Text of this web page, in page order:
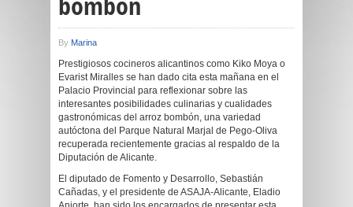
By Marina
Prestigiosos cocineros alicantinos como Kiko Moya o
Evarist Miralles se han dado cita esta mañana en el
Palacio Provincial para reflexionar sobre las
interesantes posibilidades culinarias y cualidades
gastronómicas del arroz bombón, una variedad
autóctona del Parque Natural Marjal de Pego-Oliva
recuperada recientemente gracias al respaldo de la
Diputación de Alicante.
El diputado de Fomento y Desarrollo, Sebastián
Cañadas, y el presidente de ASAJA-Alicante, Eladio